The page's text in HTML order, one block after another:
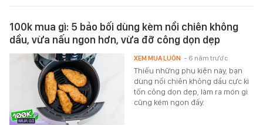
100k mua gì: 5 bảo bối dùng kèm nồi chiên không
dầu, vừa nấu ngon hơn, vừa đỡ công dọn dẹp
Thiếu những phụ kiện này, bạn
dùng nồi chiên không dầu cực kì
tốn công dọn dẹp, làm ra món gì
cũng kém ngon đấy.
XEM MUA LUÔN - 6 năm trước